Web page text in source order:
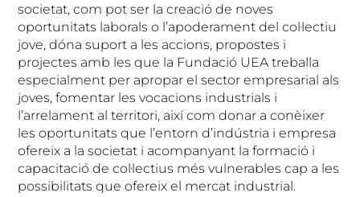
societat, com pot ser la creació de noves
oportunitats laborals o l’apoderament del col·lectiu
jove, dóna suport a les accions, propostes i
projectes amb les que la Fundació UEA treballa
especialment per apropar el sector empresarial als
joves, fomentar les vocacions industrials i
l’arrelament al territori, així com donar a conèixer
les oportunitats que l’entorn d’indústria i empresa
ofereix a la societat i acompanyant la formació i
capacitació de col·lectius més vulnerables cap a les
possibilitats que ofereix el mercat industrial.